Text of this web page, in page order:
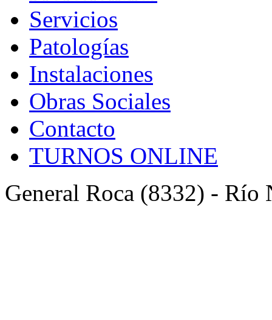
Servicios
Patologías
Instalaciones
Obras Sociales
Contacto
TURNOS ONLINE
General Roca (8332) - Río